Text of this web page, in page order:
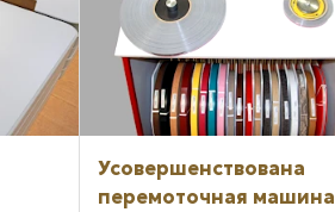
Усовершенствована
перемоточная машина